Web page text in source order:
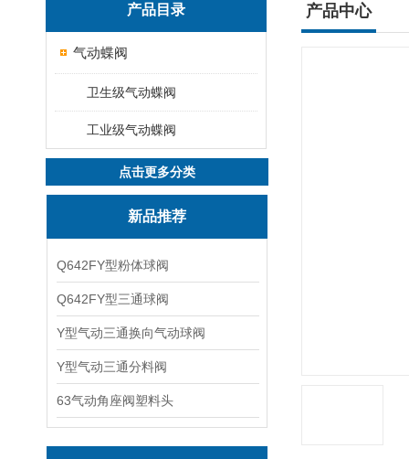
产品目录
气动蝶阀
卫生级气动蝶阀
工业级气动蝶阀
点击更多分类
新品推荐
Q642FY型粉体球阀
Q642FY型三通球阀
Y型气动三通换向气动球阀
Y型气动三通分料阀
63气动角座阀塑料头
产品中心